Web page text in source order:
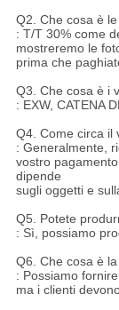
Q2. Che cosa è
: T/T 30% come
mostreremo le
prima che
Q3. Che cosa è i
: EXW, CATENA
Q4. Come circa il
: Generalmente,
vostro
dipende
sugli oggetti e
Q5. Potete
: Sì, possiamo
Q6. Che cosa è
: Possiamo
ma i clienti